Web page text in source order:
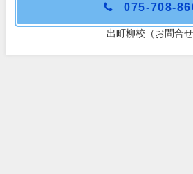
075-708-
出町柳校（お問合せ